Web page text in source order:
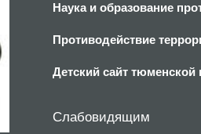
Наука и образование
Противодействие
Детский сайт тюменской
Слабовидящим